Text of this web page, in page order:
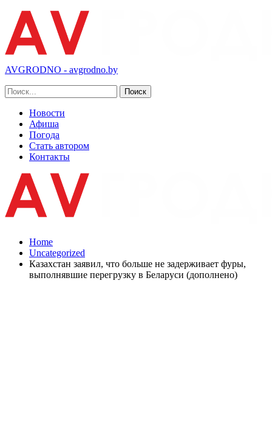
AVGRODNO - avgrodno.by
Новости
Афиша
Погода
Стать автором
Контакты
Home
Uncategorized
Казахстан заявил, что больше не задерживает фуры,
выполнявшие перегрузку в Беларуси (дополнено)